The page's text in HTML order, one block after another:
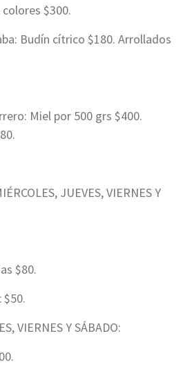
$300.
Budín cítrico $180. Arrollados
Miel por 500 grs $400.
JUEVES, VIERNES Y
$80.
$50.
VIERNES Y SÁBADO: